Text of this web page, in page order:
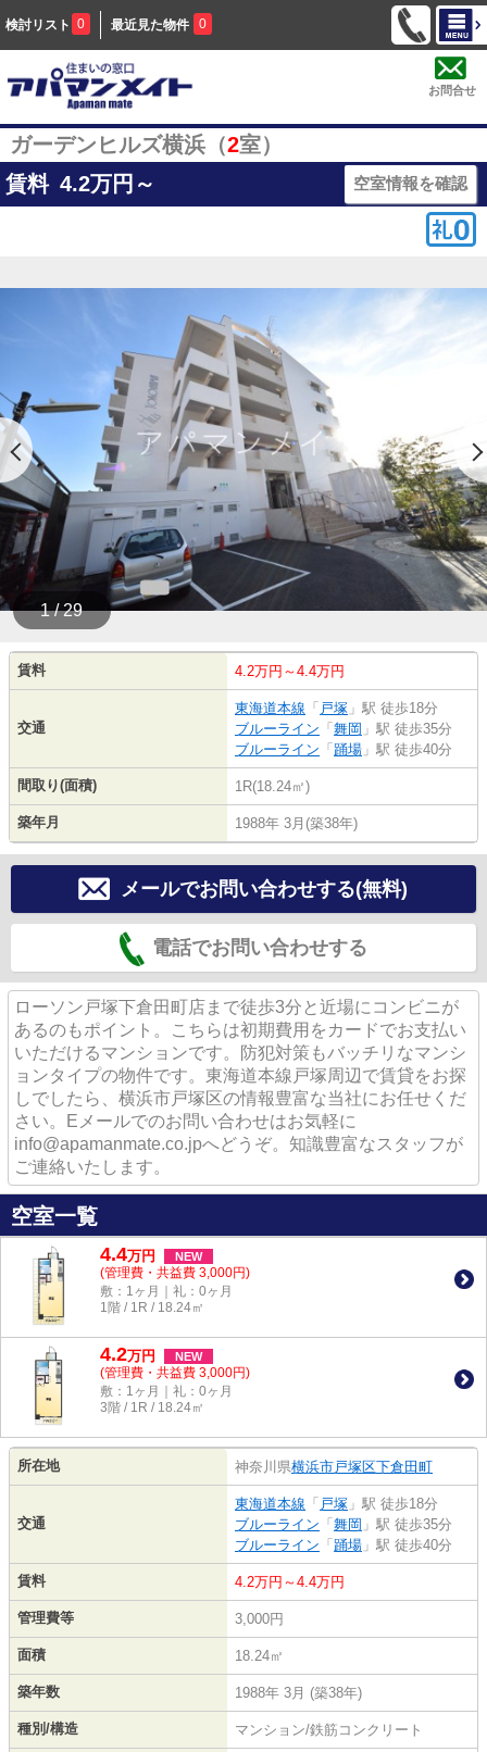
検討リスト 0 最近見た物件 0
お問合せ
ガーデンヒルズ横浜（2室）
賃料 4.2万円～ 空室情報を確認
1 / 29
賃料 4.2万円～4.4万円
交通
東海道本線 「 戸塚 」駅 徒歩18分
ブルーライン 「 舞岡 」駅 徒歩35分
ブルーライン 「 踊場 」駅 徒歩40分
間取り(面積) 1R(18.24㎡)
築年月 1988年 3月(築38年)
メールでお問い合わせする(無料)
電話でお問い合わせする
ローソン戸塚下倉田町店まで徒歩3分と近場にコンビニが
あるのもポイント。こちらは初期費用をカードでお支払い
いただけるマンションです。防犯対策もバッチリなマンシ
ョンタイプの物件です。東海道本線戸塚周辺で賃貸をお探
しでしたら、横浜市戸塚区の情報豊富な当社にお任せくだ
さい。Eメールでのお問い合わせはお気軽に
info@apamanmate.co.jpへどうぞ。知識豊富なスタッフが
ご連絡いたします。
空室一覧
4.4万円 NEW
(管理費・共益費 3,000円)
敷：1ヶ月｜礼：0ヶ月
1階 / 1R / 18.24㎡
4.2万円 NEW
(管理費・共益費 3,000円)
敷：1ヶ月｜礼：0ヶ月
3階 / 1R / 18.24㎡
所在地 神奈川県横浜市戸塚区下倉田町
交通
東海道本線 「 戸塚 」駅 徒歩18分
ブルーライン 「 舞岡 」駅 徒歩35分
ブルーライン 「 踊場 」駅 徒歩40分
賃料 4.2万円～4.4万円
管理費等 3,000円
面積 18.24㎡
築年数 1988年 3月 (築38年)
種別/構造 マンション/鉄筋コンクリート